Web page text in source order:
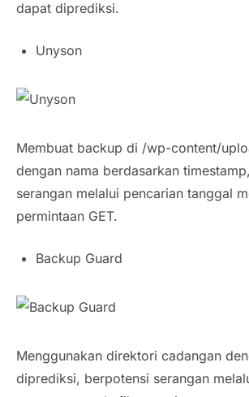
dapat diprediksi.
Unyson
Membuat backup di /wp-content/
dengan nama berdasarkan
serangan melalui pencarian tanggal
permintaan GET.
Backup Guard
Menggunakan direktori cadangan
diprediksi, berpotensi serangan